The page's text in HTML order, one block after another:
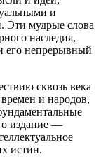
и
Эти мудрые слова
наследия,
его непрерывный
сквозь века
и народов,
издание —
истин.